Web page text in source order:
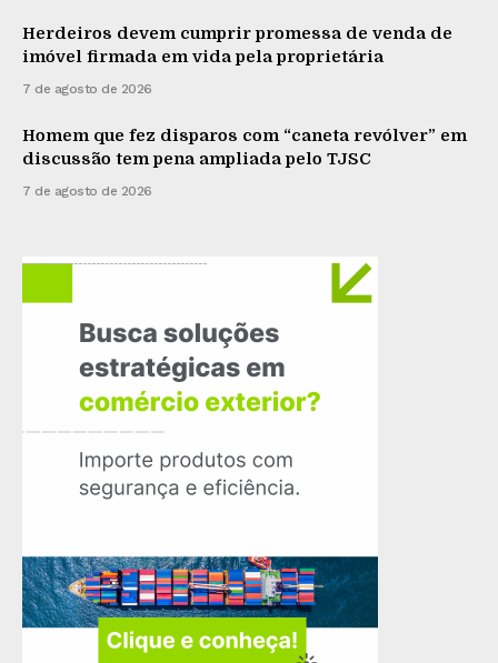
Herdeiros devem cumprir promessa de venda de
imóvel firmada em vida pela proprietária
7 de agosto de 2026
Homem que fez disparos com “caneta revólver” em
discussão tem pena ampliada pelo TJSC
7 de agosto de 2026